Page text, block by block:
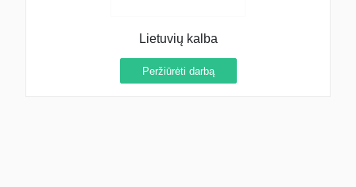
Lietuvių kalba
Peržiūrėti darbą